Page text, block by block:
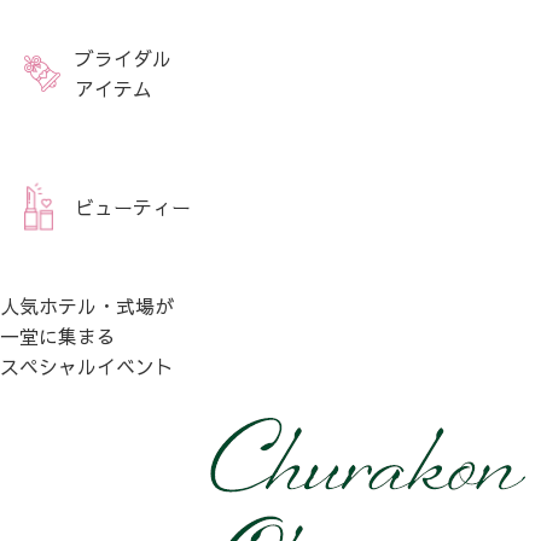
ブライダル
アイテム
ビューティー
人気ホテル・式場が
一堂に集まる
スペシャルイベント